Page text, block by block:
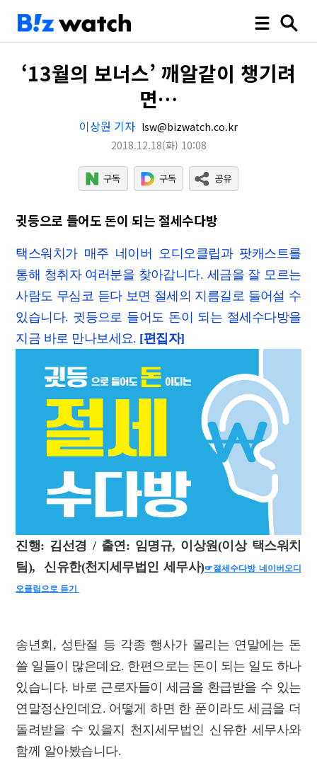
‘13월의 보너스’ 깨알같이 챙기려
면…
이상원 기자 lsw@bizwatch.co.kr
2018.12.18(화) 10:08
귓등으로 들어도 돈이 되는 절세수다방
택스워치가 매주 네이버 오디오클립과 팟캐스트를
통해 청취자 여러분을 찾아갑니다. 세금을 잘 모르는
사람도 무심코 듣다 보면 절세의 지름길로 들어설 수
있습니다. 귓등으로 들어도 돈이 되는 절세수다방을
지금 바로 만나보세요. [편집자]
진행: 김선경 / 출연: 임명규, 이상원(이상 택스워치
팀), 신유한(천지세무법인 세무사)☞절세수다방 네이버오디
오클립으로 듣기
송년회, 성탄절 등 각종 행사가 몰리는 연말에는 돈
쓸 일들이 많은데요. 한편으로는 돈이 되는 일도 하나
있습니다. 바로 근로자들이 세금을 환급받을 수 있는
연말정산인데요. 어떻게 하면 한 푼이라도 세금을 더
돌려받을 수 있을지 천지세무법인 신유한 세무사와
함께 알아봤습니다.